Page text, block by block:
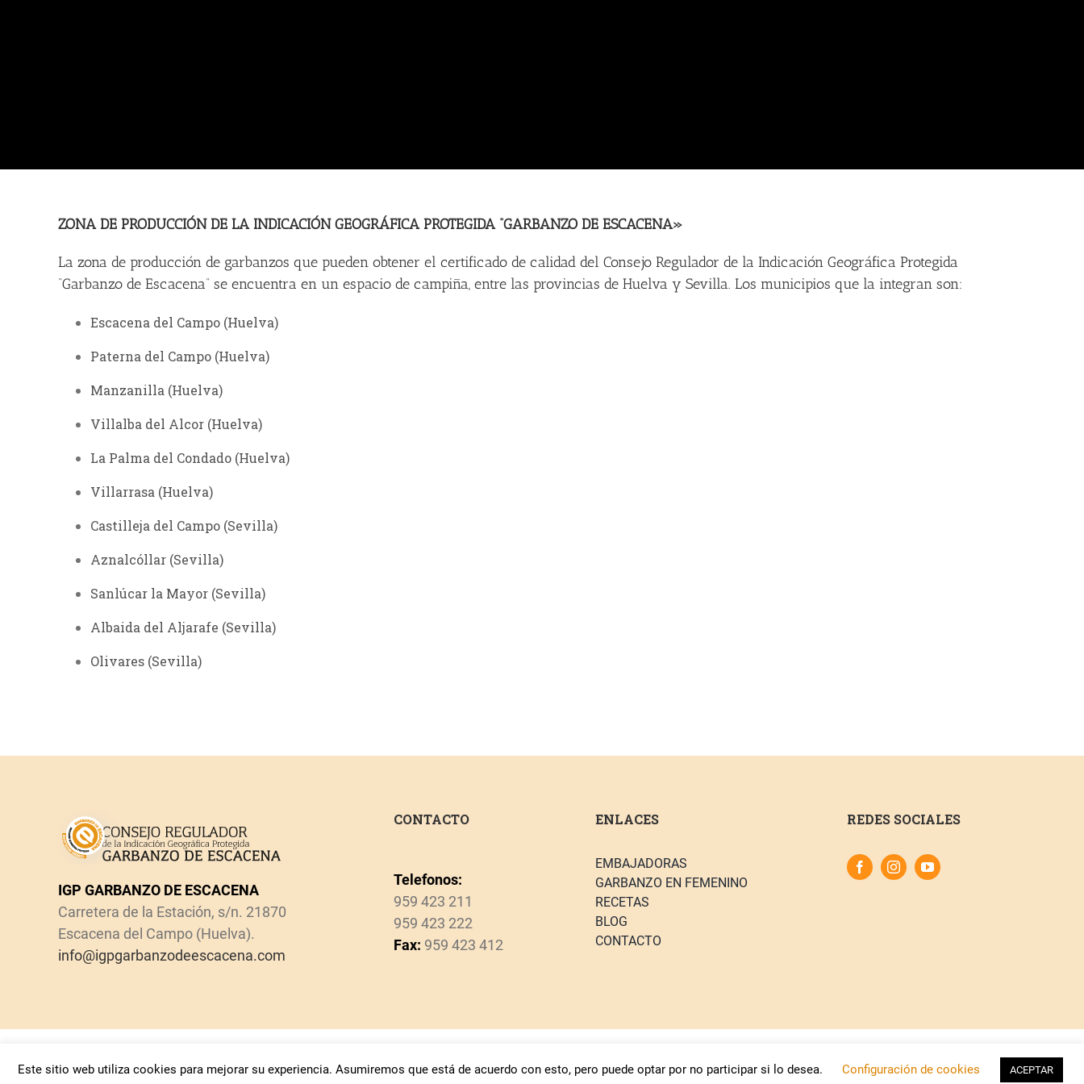
ZONA DE PRODUCCIÓN DE LA INDICACIÓN GEOGRÁFICA PROTEGIDA “GARBANZO DE ESCACENA»
La zona de producción de garbanzos que pueden obtener el certificado de calidad del Consejo Regulador de la Indicación Geográfica Protegida
“Garbanzo de Escacena” se encuentra en un espacio de campiña, entre las provincias de Huelva y Sevilla. Los municipios que la integran son:
Escacena del Campo (Huelva)
Paterna del Campo (Huelva)
Manzanilla (Huelva)
Villalba del Alcor (Huelva)
La Palma del Condado (Huelva)
Villarrasa (Huelva)
Castilleja del Campo (Sevilla)
Aznalcóllar (Sevilla)
Sanlúcar la Mayor (Sevilla)
Albaida del Aljarafe (Sevilla)
Olivares (Sevilla)
IGP GARBANZO DE ESCACENA
Carretera de la Estación, s/n. 21870
Escacena del Campo (Huelva).
info@igpgarbanzodeescacena.com
CONTACTO
Telefonos:
959 423 211
959 423 222
Fax: 959 423 412
ENLACES
EMBAJADORAS
GARBANZO EN FEMENINO
RECETAS
BLOG
CONTACTO
REDES SOCIALES
Este sitio web utiliza cookies para mejorar su experiencia. Asumiremos que está de acuerdo con esto, pero puede optar por no participar si lo desea. Configuración de cookies ACEPTAR